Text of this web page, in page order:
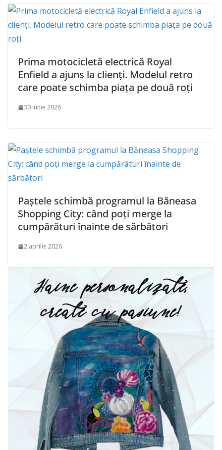
Prima motocicletă electrică Royal
Enfield a ajuns la clienți. Modelul retro
care poate schimba piața pe două roți
30 iunie 2026
Paștele schimbă programul la Băneasa
Shopping City: când poți merge la
cumpărături înainte de sărbători
2 aprilie 2026